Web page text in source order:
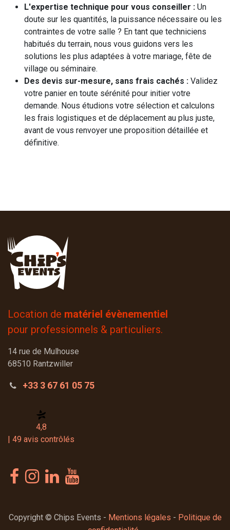
L'expertise technique pour vous conseiller : Un
doute sur les quantités, la puissance nécessaire ou les
contraintes de votre salle ? En tant que techniciens
habitués du terrain, nous vous guidons vers les
solutions les plus adaptées à votre mariage, fête de
village ou séminaire.
Des devis sur-mesure, sans frais cachés : Validez
votre panier en toute sérénité pour initier votre
demande. Nous étudions votre sélection et calculons
les frais logistiques et de déplacement au plus juste,
avant de vous renvoyer une proposition détaillée et
définitive.
Location de matériel évènementiel
pour professionnels & particuliers.
14 rue de Mulhouse
68510 Rantzwiller
+33 3 67 61 05 75
4,8
| 49 avis contrôlés
Copyright © Chips Events - Mentions légales - Politique de